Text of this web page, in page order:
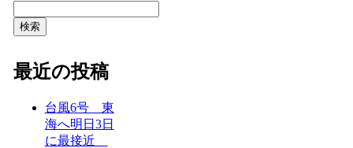
検索
最近の投稿
台風6号 東
海へ明日3日
に最接近